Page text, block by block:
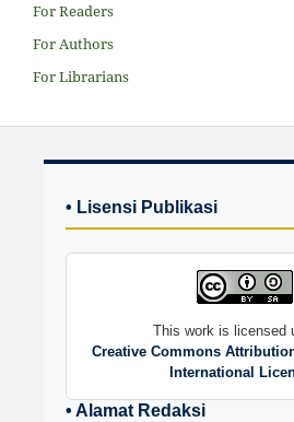
For Readers
For Authors
For Librarians
• Lisensi Publikasi
This work is licensed
Creative Commons
International
• Alamat Redaksi